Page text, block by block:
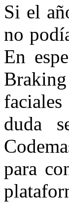
Si el
no
En
duda
para